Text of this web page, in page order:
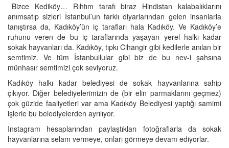
Bizce Kediköy… Rıhtım tarafı biraz Hindistan kalabalıklarını
anımsatıp sizleri İstanbul’un farklı diyarlarından gelen insanlarla
tanıştırsa da, Kadıköy’ün iç tarafları hala Kadıköy. Ve Kadıköy’e
ruhunu veren de bu iç taraflarında yaşayan yerel halkı kadar
sokak hayvanları da. Kadıköy, tıpkı Cihangir gibi kedilerle anılan bir
semtimiz. Ve tüm İstanbullular gibi biz de bu nev-i şahsına
münhasır semtimizi çok seviyoruz.
Kadıköy halkı kadar belediyesi de sokak hayvanlarına sahip
çıkıyor. Diğer belediyelerimizin de (bir elin parmaklarını geçmez)
çok güzide faaliyetleri var ama Kadıköy Belediyesi yaptığı samimi
işlerle bu belediyelerden ayrılıyor.
Instagram hesaplarından paylaştıkları fotoğraflarla da sokak
hayvanlarına selam vermeye, onları görmeye devam ediyorlar.